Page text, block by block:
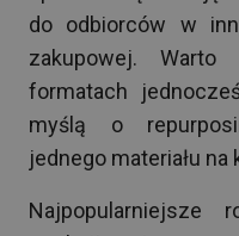
do odbiorców w
zakupowej.
formatach
myślą o
jednego materiału na